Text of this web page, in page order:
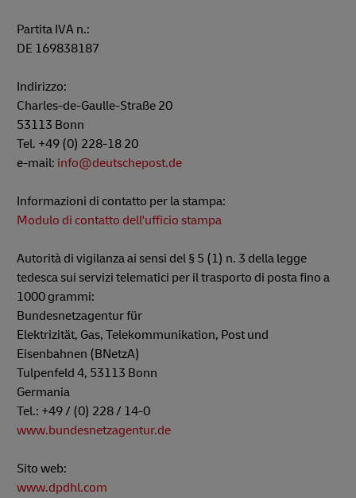
Partita IVA n.:
DE 169838187
Indirizzo:
Charles-de-Gaulle-Straße 20
53113 Bonn
Tel. +49 (0) 228-18 20
e-mail: info@deutschepost.de
Informazioni di contatto per la stampa:
Modulo di contatto dell'ufficio stampa
Autorità di vigilanza ai sensi del § 5 (1) n. 3 della legge
tedesca sui servizi telematici per il trasporto di posta fino a
1000 grammi:
Bundesnetzagentur für
Elektrizität, Gas, Telekommunikation, Post und
Eisenbahnen (BNetzA)
Tulpenfeld 4, 53113 Bonn
Germania
Tel.: +49 / (0) 228 / 14-0
www.bundesnetzagentur.de
Sito web:
www.dpdhl.com